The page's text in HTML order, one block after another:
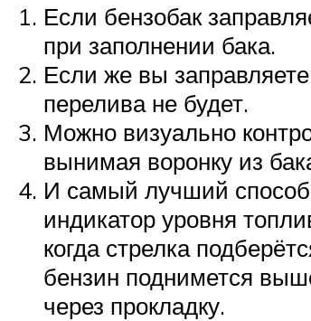
Если бензобак
при заполнении бака.
Если же вы
перелива не будет.
Можно визуально
вынимая воронку из
И самый лучший способ
индикатор уровня
когда стрелка
бензин поднимется
через прокладку.